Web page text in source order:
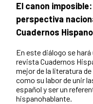
El canon
perspectiva
Cuadernos
En este diálogo se
revista Cuadernos
mejor de la literatura
como su labor de unir
español y ser un
hispanohablante.